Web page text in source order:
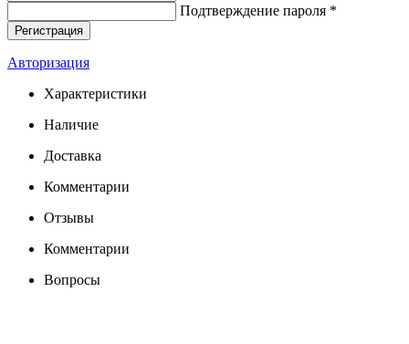
Подтверждение пароля *
Авторизация
Характеристики
Наличие
Доставка
Комментарии
Отзывы
Комментарии
Вопросы